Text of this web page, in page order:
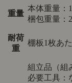
重量
本体重量：
梱包重量：
耐荷
重
棚板1枚あ
組立品（組
必要工具：